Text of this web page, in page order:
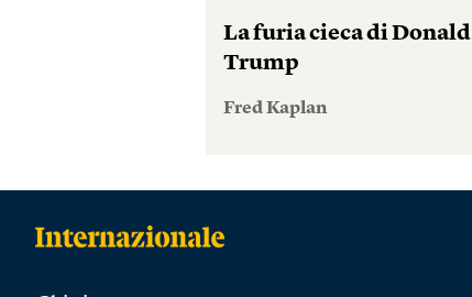
La furia cieca di Donald
Trump
Fred Kaplan